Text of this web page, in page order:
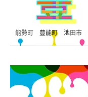
能勢町 豊能町 池田市